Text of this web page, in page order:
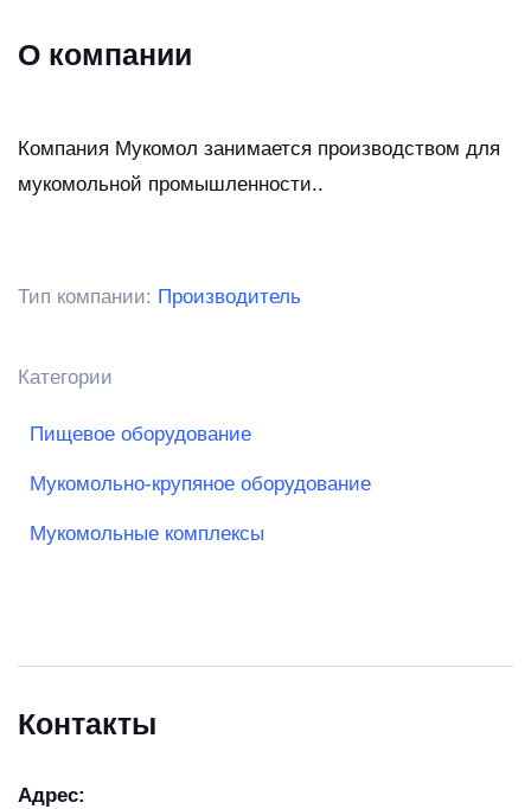
О компании
Компания Мукомол занимается производством для
мукомольной промышленности..
Тип компании: Производитель
Категории
Пищевое оборудование
Мукомольно-крупяное оборудование
Мукомольные комплексы
Контакты
Адрес: